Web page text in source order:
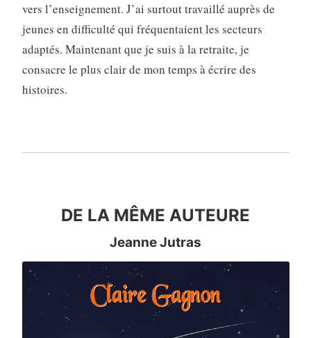
vers l’enseignement. J’ai surtout travaillé auprès de
jeunes en difficulté qui fréquentaient les secteurs
adaptés. Maintenant que je suis à la retraite, je
consacre le plus clair de mon temps à écrire des
histoires.
DE LA MÊME AUTEURE
Jeanne Jutras